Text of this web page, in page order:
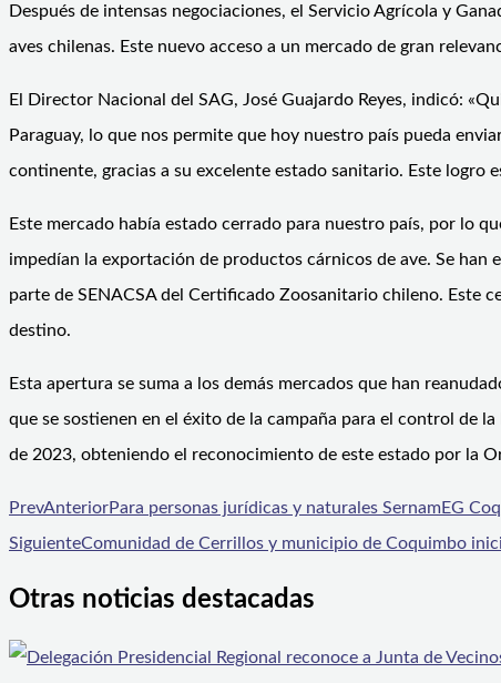
Después de intensas negociaciones, el Servicio Agrícola y
aves chilenas. Este nuevo acceso a un mercado de gran
El Director Nacional del SAG, José Guajardo Reyes, indicó:
Paraguay, lo que nos permite que hoy nuestro país pueda
continente, gracias a su excelente estado sanitario. Este logro
Este mercado había estado cerrado para nuestro país, por lo
impedían la exportación de productos cárnicos de ave. Se
parte de SENACSA del Certificado Zoosanitario chileno. Este
destino.
Esta apertura se suma a los demás mercados que han
que se sostienen en el éxito de la campaña para el control de
de 2023, obteniendo el reconocimiento de este estado por la
PrevAnteriorPara personas jurídicas y naturales SernamEG
SiguienteComunidad de Cerrillos y municipio de Coquimbo
Otras noticias destacadas